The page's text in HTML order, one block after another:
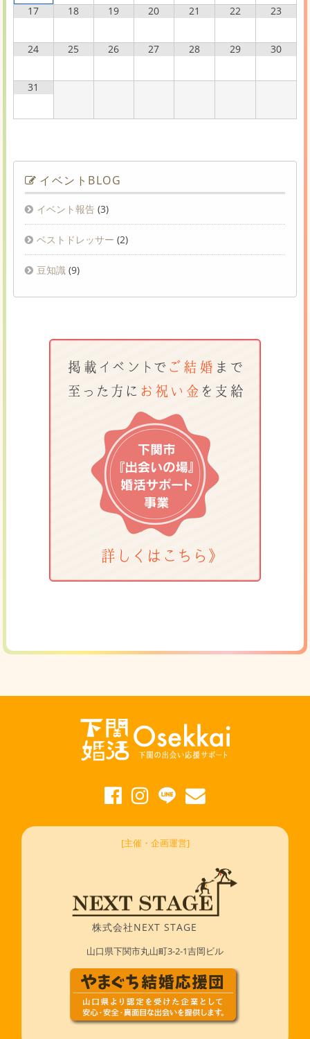
17 18 19 20 21 22 23
24 25 26 27 28 29 30
31
イベントBLOG
イベント報告 (3)
ベストドレッサー (2)
豆知識 (9)
[主催・企画運営]
株式会社NEXT STAGE
山口県下関市丸山町3-2-1吉岡ビル